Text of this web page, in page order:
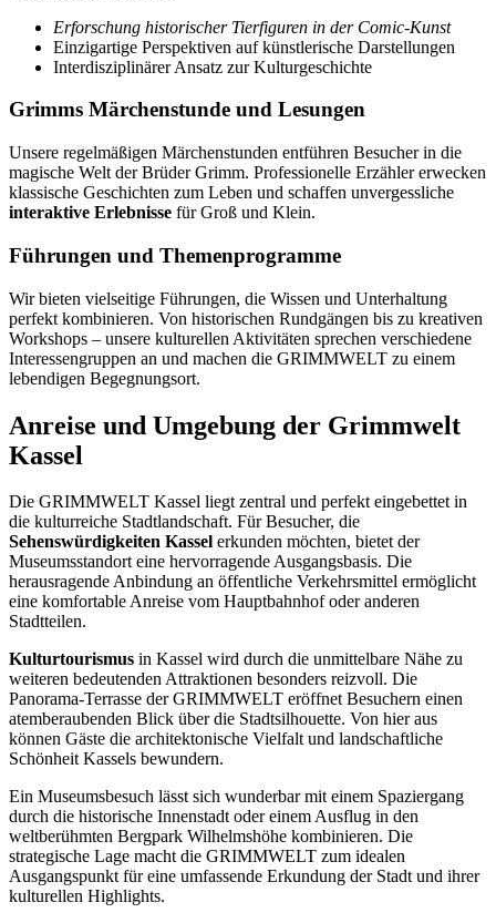
Erforschung historischer Tierfiguren in der Comic-Kunst
Einzigartige Perspektiven auf künstlerische Darstellungen
Interdisziplinärer Ansatz zur Kulturgeschichte
Grimms Märchenstunde und Lesungen
Unsere regelmäßigen Märchenstunden entführen Besucher in die
magische Welt der Brüder Grimm. Professionelle Erzähler erwecken
klassische Geschichten zum Leben und schaffen unvergessliche
interaktive Erlebnisse für Groß und Klein.
Führungen und Themenprogramme
Wir bieten vielseitige Führungen, die Wissen und Unterhaltung
perfekt kombinieren. Von historischen Rundgängen bis zu kreativen
Workshops – unsere kulturellen Aktivitäten sprechen verschiedene
Interessengruppen an und machen die GRIMMWELT zu einem
lebendigen Begegnungsort.
Anreise und Umgebung der Grimmwelt
Kassel
Die GRIMMWELT Kassel liegt zentral und perfekt eingebettet in
die kulturreiche Stadtlandschaft. Für Besucher, die
Sehenswürdigkeiten Kassel erkunden möchten, bietet der
Museumsstandort eine hervorragende Ausgangsbasis. Die
herausragende Anbindung an öffentliche Verkehrsmittel ermöglicht
eine komfortable Anreise vom Hauptbahnhof oder anderen
Stadtteilen.
Kulturtourismus in Kassel wird durch die unmittelbare Nähe zu
weiteren bedeutenden Attraktionen besonders reizvoll. Die
Panorama-Terrasse der GRIMMWELT eröffnet Besuchern einen
atemberaubenden Blick über die Stadtsilhouette. Von hier aus
können Gäste die architektonische Vielfalt und landschaftliche
Schönheit Kassels bewundern.
Ein Museumsbesuch lässt sich wunderbar mit einem Spaziergang
durch die historische Innenstadt oder einem Ausflug in den
weltberühmten Bergpark Wilhelmshöhe kombinieren. Die
strategische Lage macht die GRIMMWELT zum idealen
Ausgangspunkt für eine umfassende Erkundung der Stadt und ihrer
kulturellen Highlights.